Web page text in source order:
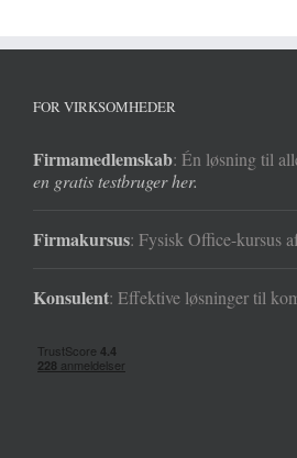
FOR VIRKSOMHEDER
Firmamedlemskab: Én løsning til
en gratis testbruger her.
Firmakursus: Fysisk Office-kursus
Konsulent: Effektive løsninger til